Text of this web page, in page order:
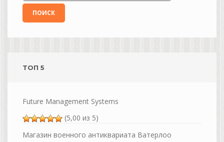
ТОП 5
Future Management Systems
(5,00 из 5)
Магазин военного антиквариата Ватерлоо